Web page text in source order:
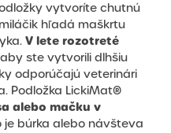
vytvoríte chutnú
hľadá maškrtu
V lete rozotreté
ste vytvorili dlhšiu
odporúčajú veterinári
Podložka LickiMat®
alebo mačku v
je búrka alebo návšteva